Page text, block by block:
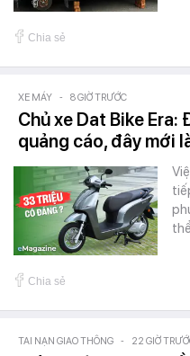
Chia sẻ
XE MÁY - 8 GIỜ TRƯỚC
Chủ xe Dat Bike
quảng cáo, đây mới
Chia sẻ
TAI NẠN GIAO THÔNG - 22 GIỜ